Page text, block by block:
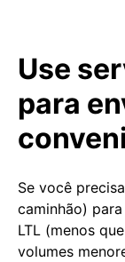
Use
para
Se você
caminhão)
LTL (menos
volumes